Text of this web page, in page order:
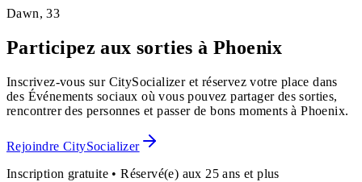
Dawn,33
Participez aux sorties à Phoenix
Inscrivez-vous sur CitySocializer et réservez votre place dans
des Événements sociaux où vous pouvez partager des sorties,
rencontrer des personnes et passer de bons moments à Phoenix.
Rejoindre CitySocializer
Inscription gratuite • Réservé(e) aux 25 ans et plus